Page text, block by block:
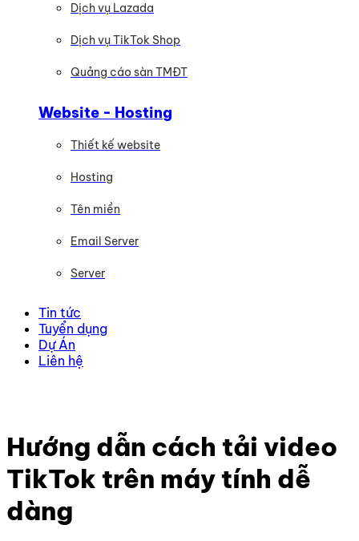
Dịch vụ Lazada
Dịch vụ TikTok Shop
Quảng cáo sàn TMĐT
Website - Hosting
Thiết kế website
Hosting
Tên miền
Email Server
Server
Tin tức
Tuyển dụng
Dự Án
Liên hệ
Hướng dẫn cách tải video
TikTok trên máy tính dễ
dàng